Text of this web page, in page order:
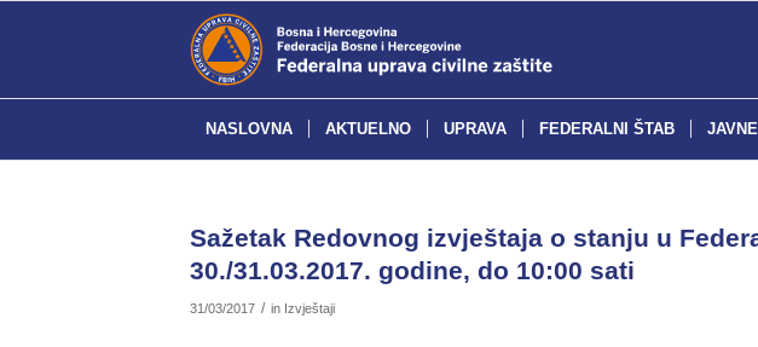
NASLOVNA AKTUELNO UPRAVA FEDERALNI ŠTAB
Sažetak Redovnog izvještaja o stanju u
30./31.03.2017. godine, do 10:00 sati
31/03/2017 / in Izvještaji